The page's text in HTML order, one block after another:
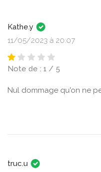
Kathe.y
11/05/2023 à 20:07
Note de : 1 / 5
Nul dommage qu'on ne
truc.u